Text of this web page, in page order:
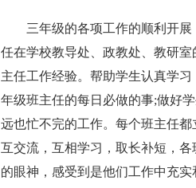
三年级的各项工作的顺利开
任在学校教导处、政教处、教研
主任工作经验。帮助学生认真学
年级班主任的每日必做的事;做好
远也忙不完的工作。每个班主任
互交流，互相学习，取长补短，
的眼神，感受到是他们工作中充